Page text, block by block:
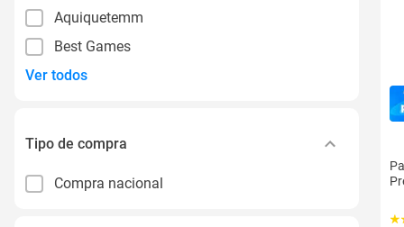
Aquiquetemm
Best Games
Ver todos
Tipo de compra
Compra nacional